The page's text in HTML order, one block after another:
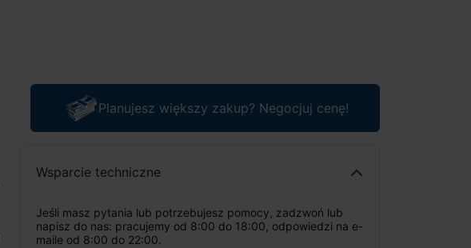
Planujesz większy zakup? Negocjuj cenę!
Wsparcie techniczne
Jeśli masz pytania lub potrzebujesz pomocy, zadzwoń lub
napisz do nas: pracujemy od 8:00 do 18:00, odpowiedzi na e-
maile od 8:00 do 22:00.